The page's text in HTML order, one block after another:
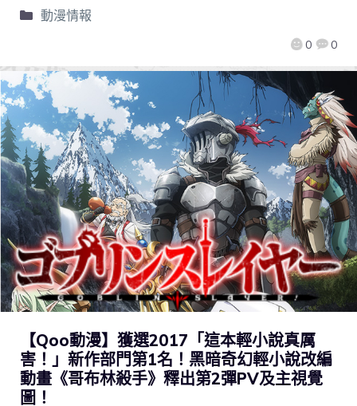
0 0
動漫情報
【Qoo動漫】獲選2017「這本輕小說真厲
害！」新作部門第1名！黑暗奇幻輕小說改編
動畫《哥布林殺手》釋出第2彈PV及主視覺
圖！